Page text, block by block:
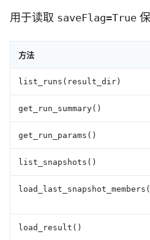
用于读取 saveFlag=True
方法
list_runs(result_dir)
get_run_summary()
get_run_params()
list_snapshots()
load_result()